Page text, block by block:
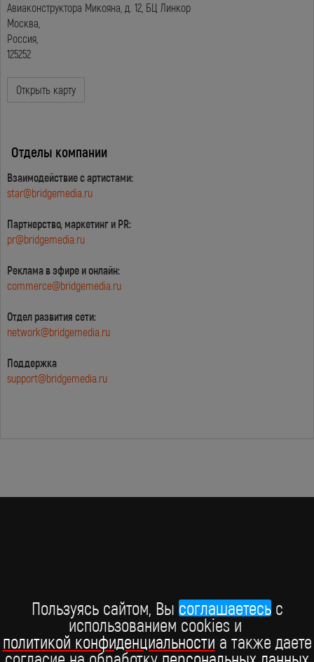
Пользуясь сайтом, Вы соглашаетесьc
использованием cookies и
политикой конфиденциальности а также даете
Авиаконструктора Микояна, д. 12, БЦ Линкор
Москва,
Россия,
125252
Открыть карту
Отделы компании
Взаимодействие с артистами:
star@bridgemedia.ru
Партнерство, маркетинг и PR:
pr@bridgemedia.ru
Реклама в эфире и онлайн:
commerce@bridgemedia.ru
Отдел развития сети:
network@bridgemedia.ru
Поддержка
support@bridgemedia.ru
+7 (495) 234-51-97
Telegram BRIDGE MEDIA